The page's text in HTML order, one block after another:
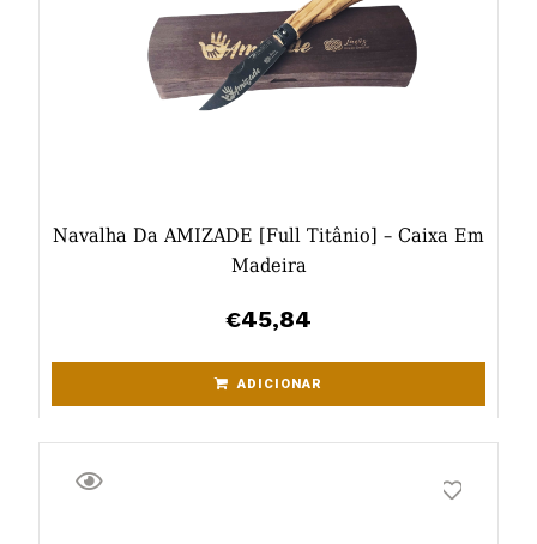
Navalha Da AMIZADE [full Titânio] – Caixa Em
Madeira
€45,84
ADICIONAR